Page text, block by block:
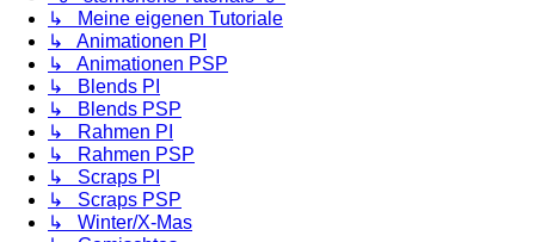
↳ Meine eigenen Tutoriale
↳ Animationen PI
↳ Animationen PSP
↳ Blends PI
↳ Blends PSP
↳ Rahmen PI
↳ Rahmen PSP
↳ Scraps PI
↳ Scraps PSP
↳ Winter/X-Mas